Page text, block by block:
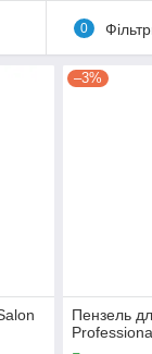
0
–3%
Пензель